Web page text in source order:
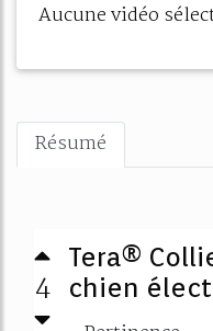
Aucune vidéo
Résumé
4
Tera®
chien